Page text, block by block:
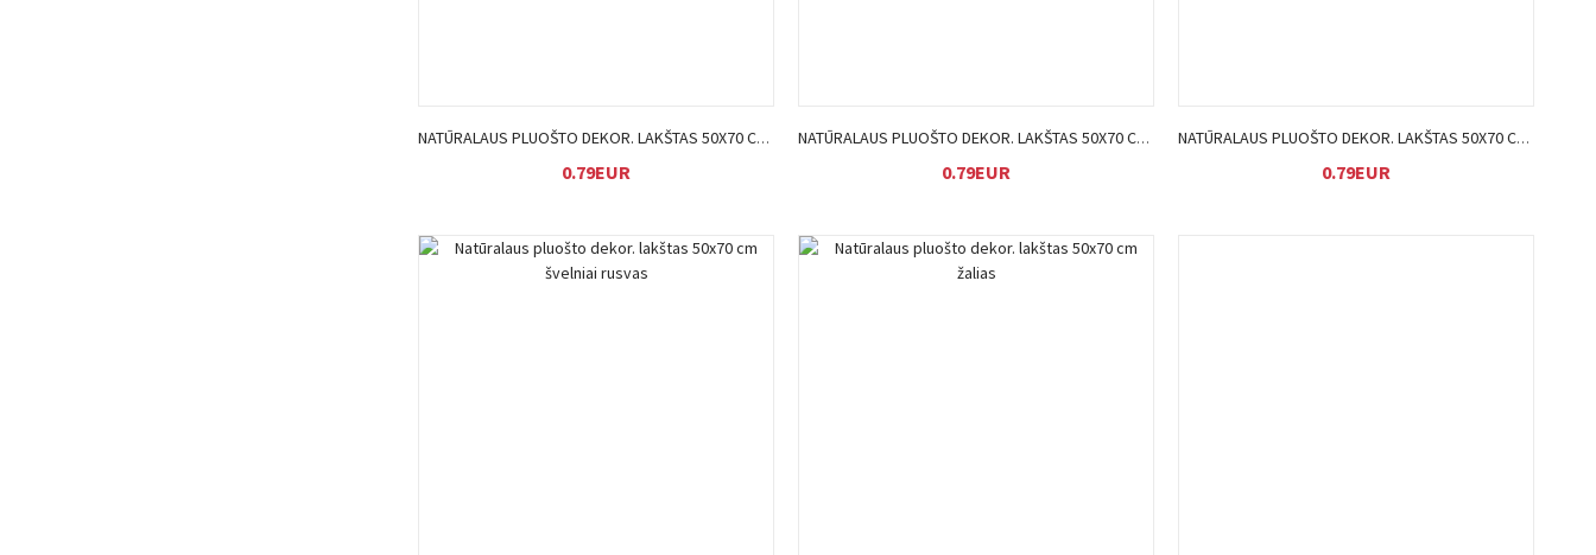
NATŪRALAUS PLUOŠTO DEKOR. LAKŠTAS 50X70 CM GELTONAS
0.79EUR
NATŪRALAUS PLUOŠTO DEKOR. LAKŠTAS 50X70 CM MĖLYNAS
0.79EUR
NATŪRALAUS PLUOŠTO DEKOR. LAKŠTAS 50X70 CM ROŽINIS
0.79EUR